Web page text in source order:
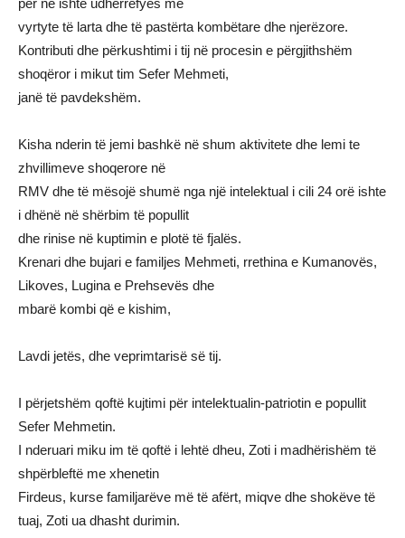
për ne ishte udhërrëfyes me
vyrtyte të larta dhe të pastërta kombëtare dhe njerëzore.
Kontributi dhe përkushtimi i tij në procesin e përgjithshëm
shoqëror i mikut tim Sefer Mehmeti,
janë të pavdekshëm.
Kisha nderin të jemi bashkë në shum aktivitete dhe lemi te
zhvillimeve shoqerore në
RMV dhe të mësojë shumë nga një intelektual i cili 24 orë ishte
i dhënë në shërbim të popullit
dhe rinise në kuptimin e plotë të fjalës.
Krenari dhe bujari e familjes Mehmeti, rrethina e Kumanovës,
Likoves, Lugina e Prehsevës dhe
mbarë kombi që e kishim,
Lavdi jetës, dhe veprimtarisë së tij.
I përjetshëm qoftë kujtimi për intelektualin-patriotin e popullit
Sefer Mehmetin.
I nderuari miku im të qoftë i lehtë dheu, Zoti i madhërishëm të
shpërbleftë me xhenetin
Firdeus, kurse familjarëve më të afërt, miqve dhe shokëve të
tuaj, Zoti ua dhasht durimin.